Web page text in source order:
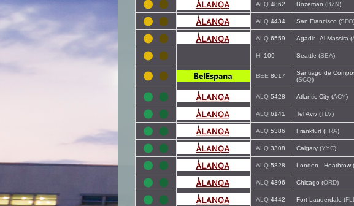
ALQ 4862 Bozeman (BZN)
ALQ 4434 San Francisco (SFO
ALQ 6559 Agadir - Al Massira (
HI 109 Seattle (SEA)
BEE 8017
Santiago de
(SCQ)
ALQ 5428 Atlantic City (ACY)
ALQ 6141 Tel Aviv (TLV)
ALQ 5386 Frankfurt (FRA)
ALQ 3308 Calgary (YYC)
ALQ 5828 London - Heathrow (
ALQ 4396 Chicago (ORD)
ALQ 4442 Fort Lauderdale (FLL